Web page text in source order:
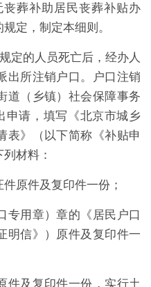
葬补助居民丧葬补贴办
定，制定本细则。
定的人员死亡后，经办人
出所注销户口。户口注销
道（乡镇）社会保障事务
申请，填写《北京市城乡
表》（以下简称《补贴申
材料：
原件及复印件一份；
专用章）章的《居民户口
明信》）原件及复印件一
件及复印件一份，实行土